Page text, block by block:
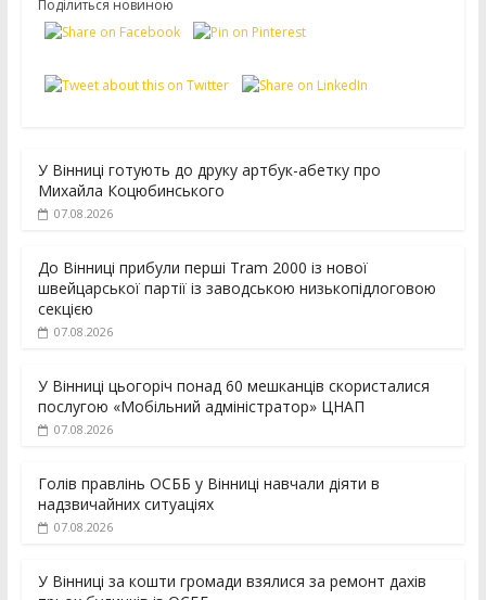
Поділиться новиною
У Вінниці готують до друку артбук-абетку про
Михайла Коцюбинського
07.08.2026
До Вінниці прибули перші Tram 2000 із нової
швейцарської партії із заводською низькопідлоговою
секцією
07.08.2026
У Вінниці цьогоріч понад 60 мешканців скористалися
послугою «Мобільний адміністратор» ЦНАП
07.08.2026
Голів правлінь ОСББ у Вінниці навчали діяти в
надзвичайних ситуаціях
07.08.2026
У Вінниці за кошти громади взялися за ремонт дахів